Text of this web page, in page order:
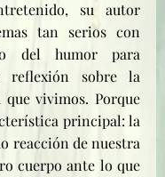
su autor
tan serios con
del humor para
reflexión sobre la
que vivimos. Porque
principal: la
reacción de nuestra
cuerpo ante lo que